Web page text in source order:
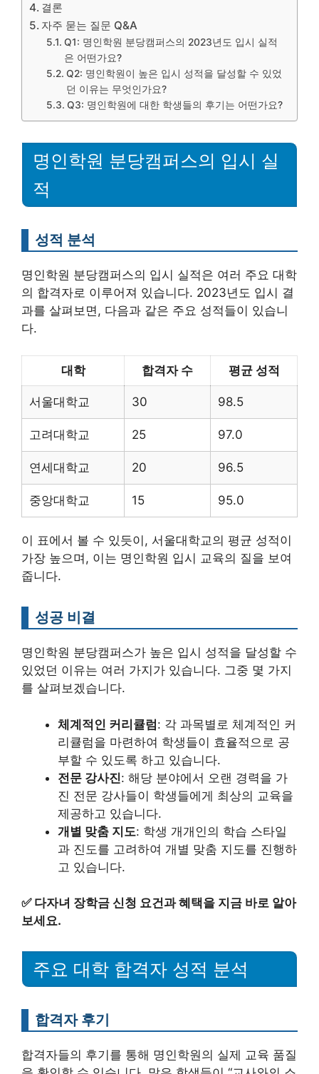
결론
자주 묻는 질문 Q&A
Q1: 명인학원 분당캠퍼스의 2023년도 입시 실적
은 어떤가요?
Q2: 명인학원이 높은 입시 성적을 달성할 수 있었
던 이유는 무엇인가요?
Q3: 명인학원에 대한 학생들의 후기는 어떤가요?
명인학원 분당캠퍼스의 입시 실
적
성적 분석
명인학원 분당캠퍼스의 입시 실적은 여러 주요 대학
의 합격자로 이루어져 있습니다. 2023년도 입시 결
과를 살펴보면, 다음과 같은 주요 성적들이 있습니
다.
대학 합격자 수 평균 성적
서울대학교 30 98.5
고려대학교 25 97.0
연세대학교 20 96.5
중앙대학교 15 95.0
이 표에서 볼 수 있듯이, 서울대학교의 평균 성적이
가장 높으며, 이는 명인학원 입시 교육의 질을 보여
줍니다.
성공 비결
명인학원 분당캠퍼스가 높은 입시 성적을 달성할 수
있었던 이유는 여러 가지가 있습니다. 그중 몇 가지
를 살펴보겠습니다.
체계적인 커리큘럼: 각 과목별로 체계적인 커
리큘럼을 마련하여 학생들이 효율적으로 공
부할 수 있도록 하고 있습니다.
전문 강사진: 해당 분야에서 오랜 경력을 가
진 전문 강사들이 학생들에게 최상의 교육을
제공하고 있습니다.
개별 맞춤 지도: 학생 개개인의 학습 스타일
과 진도를 고려하여 개별 맞춤 지도를 진행하
고 있습니다.
✅ 다자녀 장학금 신청 요건과 혜택을 지금 바로 알아
보세요.
주요 대학 합격자 성적 분석
합격자 후기
합격자들의 후기를 통해 명인학원의 실제 교육 품질